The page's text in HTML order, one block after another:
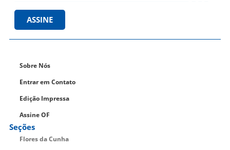
ASSINE
Sobre Nós
Entrar em Contato
Edição Impressa
Assine OF
Seções
Flores da Cunha